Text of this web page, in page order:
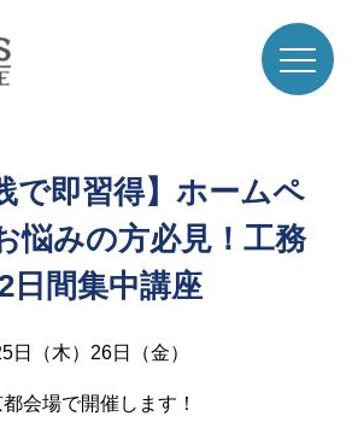
で即習得】ホームペ
悩みの方必見！工務
日間集中講座
日（木）26日（金）
会場で開催します！